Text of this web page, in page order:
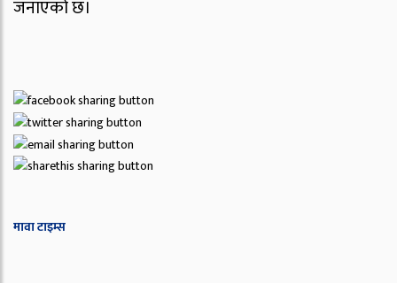
जनाएको छ।
मावा टाइम्स